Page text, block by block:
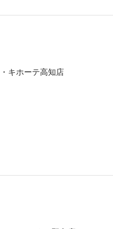
キホーテ高知店